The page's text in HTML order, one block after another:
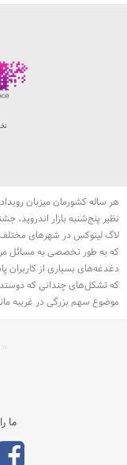
هر ساله کشورمان میزبان
نظیر پنج‌شنبه بازار اندروید،
لاگ لینوکس در شهرهای
که به طور تخصصی به مسائل
دغدغه‌های بسیاری از
که تشکل‌های چندانی که
موضوع سهم بزرگی در غریبه
ما